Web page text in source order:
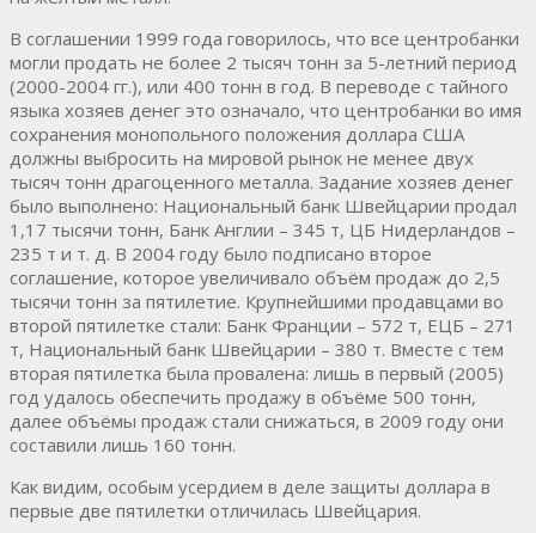
В соглашении 1999 года говорилось, что все центробанки
могли продать не более 2 тысяч тонн за 5-летний период
(2000-2004 гг.), или 400 тонн в год. В переводе с тайного
языка хозяев денег это означало, что центробанки во имя
сохранения монопольного положения доллара США
должны выбросить на мировой рынок не менее двух
тысяч тонн драгоценного металла. Задание хозяев денег
было выполнено: Национальный банк Швейцарии продал
1,17 тысячи тонн, Банк Англии – 345 т, ЦБ Нидерландов –
235 т и т. д. В 2004 году было подписано второе
соглашение, которое увеличивало объём продаж до 2,5
тысячи тонн за пятилетие. Крупнейшими продавцами во
второй пятилетке стали: Банк Франции – 572 т, ЕЦБ – 271
т, Национальный банк Швейцарии – 380 т. Вместе с тем
вторая пятилетка была провалена: лишь в первый (2005)
год удалось обеспечить продажу в объёме 500 тонн,
далее объёмы продаж стали снижаться, в 2009 году они
составили лишь 160 тонн.
Как видим, особым усердием в деле защиты доллара в
первые две пятилетки отличилась Швейцария.